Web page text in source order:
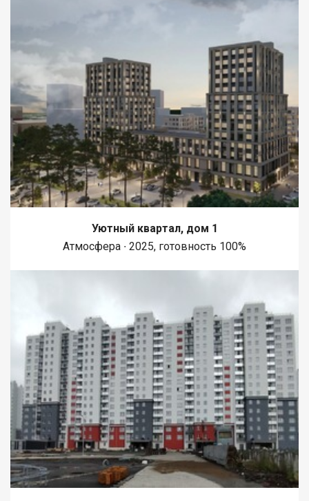
Уютный квартал, дом 1
Атмосфера ∙ 2025, готовность 100%